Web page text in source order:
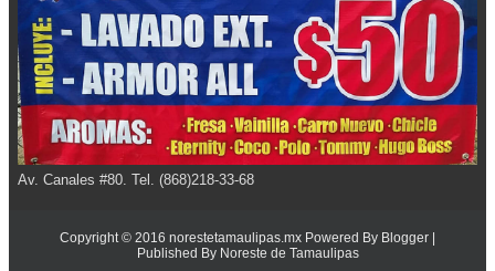
Av. Canales #80. Tel. (868)218-33-68
Copyright © 2016 norestetamaulipas.mx Powered By Blogger
Published By Noreste de Tamaulipas